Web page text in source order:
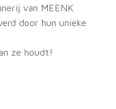
van MEENK
door hun unieke
ze houdt!